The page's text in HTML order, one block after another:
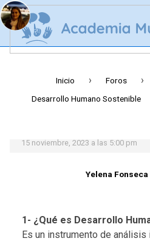
Inicio › Foros ›
Desarrollo Humano Sostenible
15 noviembre, 2023 a las 5:00 pm
Yelena
1- ¿Qué es Desarrollo
Es un instrumento de